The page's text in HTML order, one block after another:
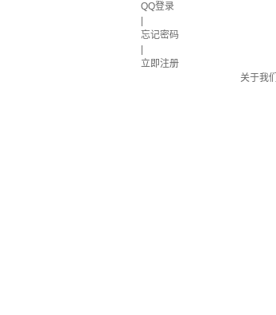
QQ登录
忘记密码
立即注册
关于我们